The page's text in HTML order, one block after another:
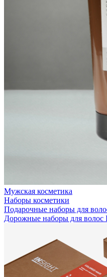
Мужская косметика
Наборы косметики
Подарочные наборы для
Дорожные наборы для